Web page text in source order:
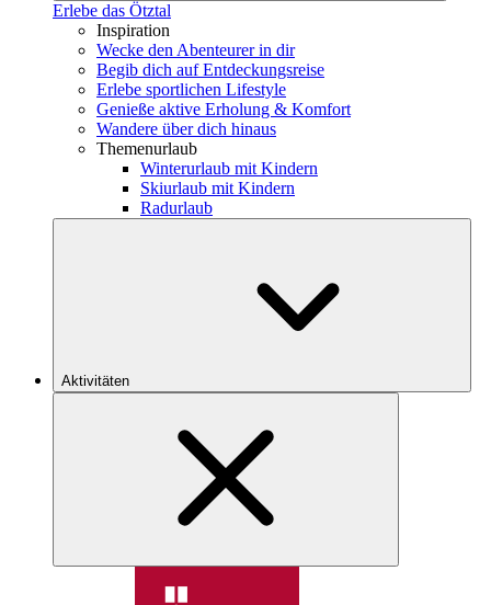
Erlebe das Ötztal
Inspiration
Wecke den Abenteurer in dir
Begib dich auf Entdeckungsreise
Erlebe sportlichen Lifestyle
Genieße aktive Erholung & Komfort
Wandere über dich hinaus
Themenurlaub
Winterurlaub mit Kindern
Skiurlaub mit Kindern
Radurlaub
Aktivitäten